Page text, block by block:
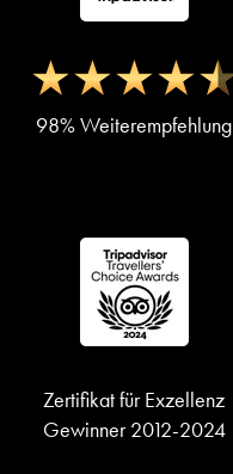
98% Weiterempfehlung
Zertifikat für Exzellenz
Gewinner 2012-2024